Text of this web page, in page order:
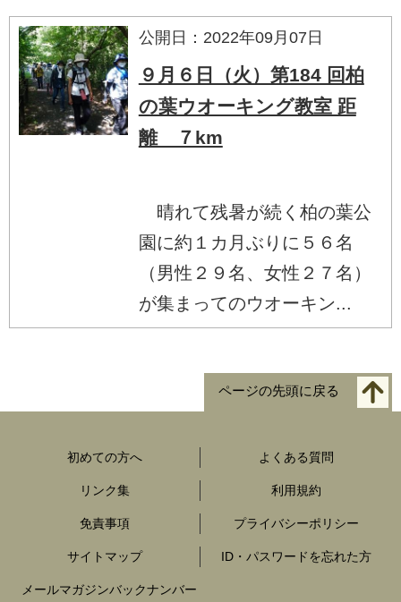
公開日：2022年09月07日
９月６日（火）第184 回柏
の葉ウオーキング教室 距
離 ７km
晴れて残暑が続く柏の葉公
園に約１カ月ぶりに５６名
（男性２９名、女性２７名）
が集まってのウオーキン...
ページの先頭に戻る
初めての方へ よくある質問
リンク集 利用規約
免責事項 プライバシーポリシー
サイトマップ ID・パスワードを忘れた方
メールマガジンバックナンバー